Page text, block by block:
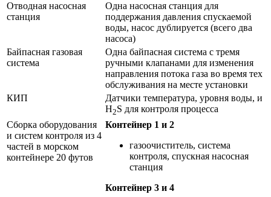
Отводная насосная
станция
Одна насосная станция для
поддержания давления спускаемой
воды, насос дублируется (всего два
насоса)
Байпасная газовая
система
Одна байпасная система с тремя
ручными клапанами для изменения
направления потока газа во время тех
обслуживания на месте установки
КИП
Датчики температура, уровня воды, и
H2S для контроля процесса
Сборка оборудования
и систем контроля из 4
частей в морском
контейнере 20 футов
Контейнер 1 и 2
газоочиститель, система
контроля, спускная насосная
станция
Контейнер 3 и 4